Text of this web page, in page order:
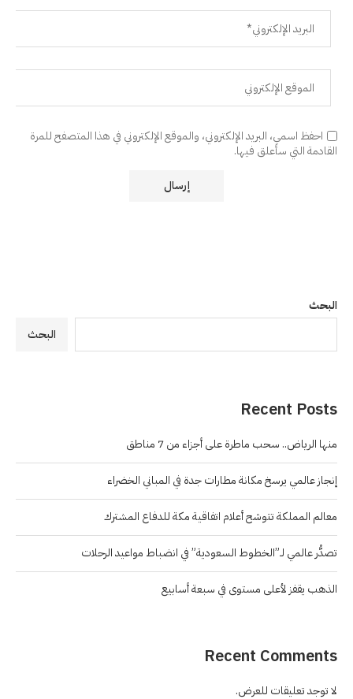
احفظ اسمي، البريد الإلكتروني، والموقع الإلكتروني في هذا المتصفح للمرة
القادمة التي سأعلق فيها.
البحث
البحث
Recent Posts
منها الرياض.. سحب ماطرة على أجزاء من 7 مناطق
إنجاز عالمي يرسخ مكانة مطارات جدة في المباني الخضراء
معالم المملكة تتوشح أعلام اتفاقية مكة للدفاع المشترك
تصدُّر عالمي لـ”الخطوط السعودية” في انضباط مواعيد الرحلات
الذهب يقفز لأعلى مستوى في سبعة أسابيع
Recent Comments
لا توجد تعليقات للعرض.